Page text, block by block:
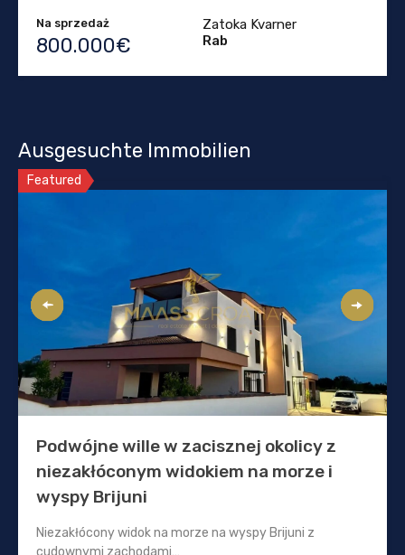
Na sprzedaż
800.000€
Zatoka Kvarner
Rab
Ausgesuchte Immobilien
Featured
Podwójne wille w zacisznej okolicy z
niezakłóconym widokiem na morze i
wyspy Brijuni
Niezakłócony widok na morze na wyspy Brijuni z